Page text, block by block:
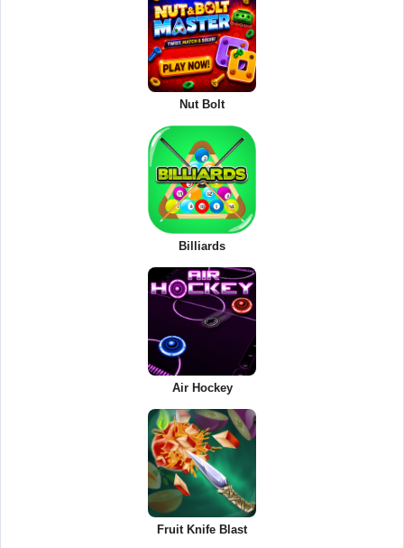
Nut Bolt
Billiards
Air Hockey
Fruit Knife Blast